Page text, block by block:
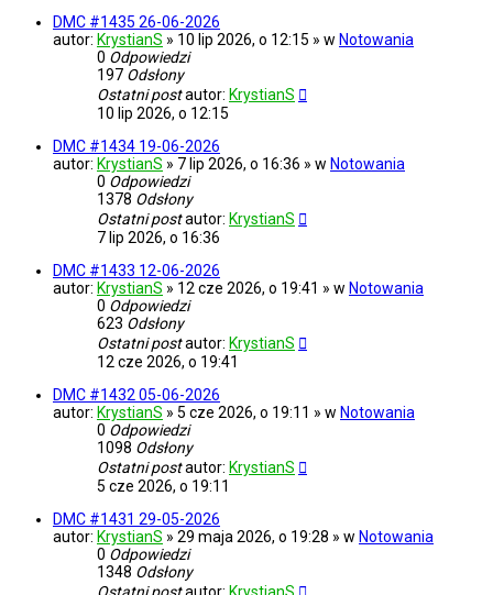
DMC #1435 26-06-2026
autor: KrystianS » 10 lip 2026, o 12:15 » w Notowania
0 Odpowiedzi
197 Odsłony
Ostatni postautor: KrystianS
10 lip 2026, o 12:15
DMC #1434 19-06-2026
autor: KrystianS » 7 lip 2026, o 16:36 » w Notowania
0 Odpowiedzi
1378 Odsłony
Ostatni postautor: KrystianS
7 lip 2026, o 16:36
DMC #1433 12-06-2026
autor: KrystianS » 12 cze 2026, o 19:41 » w Notowania
0 Odpowiedzi
623 Odsłony
Ostatni postautor: KrystianS
12 cze 2026, o 19:41
DMC #1432 05-06-2026
autor: KrystianS » 5 cze 2026, o 19:11 » w Notowania
0 Odpowiedzi
1098 Odsłony
Ostatni postautor: KrystianS
5 cze 2026, o 19:11
DMC #1431 29-05-2026
autor: KrystianS » 29 maja 2026, o 19:28 » w Notowania
0 Odpowiedzi
1348 Odsłony